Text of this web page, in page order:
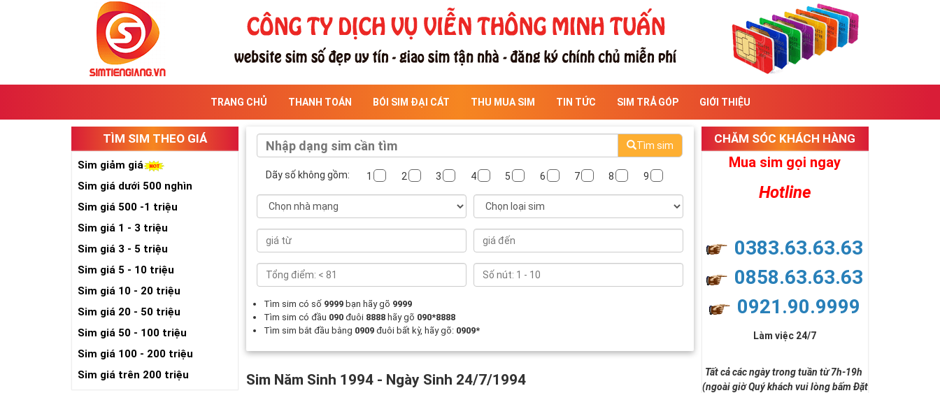
TRANG CHỦ THANH TOÁN BÓI SIM ĐẠI CÁT THU MUA SIM TIN TỨC SIM TRẢ GÓP GIỚI THIỆU
TÌM SIM THEO GIÁ
Sim giảm giá
Sim giá dưới 500 nghìn
Sim giá 500 -1 triệu
Sim giá 1 - 3 triệu
Sim giá 3 - 5 triệu
Sim giá 5 - 10 triệu
Sim giá 10 - 20 triệu
Sim giá 20 - 50 triệu
Sim giá 50 - 100 triệu
Sim giá 100 - 200 triệu
Sim giá trên 200 triệu
Tìm sim
Dãy số không gồm: 1 2 3 4 5 6 7 8 9
Tìm sim có số 9999 bạn hãy gõ 9999
Tìm sim có đầu 090đuôi 8888 hãy gõ 090*8888
Tìm sim bắt đầu bằng 0909 đuôi bất kỳ, hãy gõ: 0909*
Sim Năm Sinh 1994 - Ngày Sinh 24/7/1994
CHĂM SÓC KHÁCH HÀNG
Mua sim gọi ngay
Hotline
0383.63.63.63
0858.63.63.63
0921.90.9999
Làm việc 24/7
Tất cả các ngày trong tuần từ 7h-19h
(ngoài giờ Quý khách vui lòng bấm Đặt